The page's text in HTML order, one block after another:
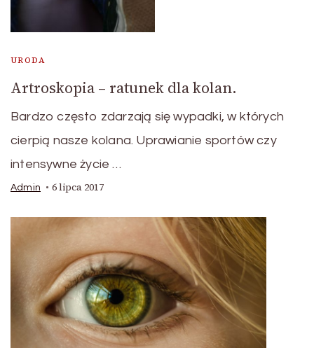
URODA
Artroskopia – ratunek dla kolan.
Bardzo często zdarzają się wypadki, w których
cierpią nasze kolana. Uprawianie sportów czy
intensywne życie …
Admin 6 lipca 2017